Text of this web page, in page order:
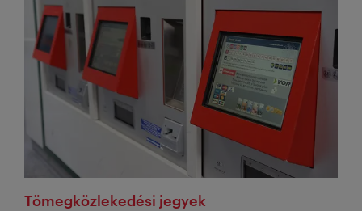
Tömegközlekedési jegyek